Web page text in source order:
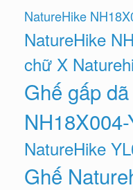
NatureHike
NatureHike
chữ X
Ghế gấp
NatureHike
Ghế